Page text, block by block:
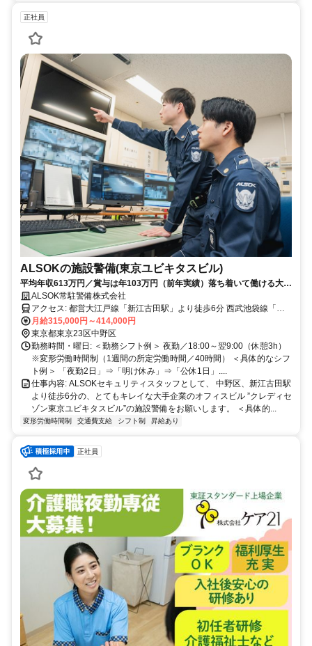
正社員
ALSOKの施設警備(東京ユビキタスビル)
平均年収613万円／賞与は年103万円（前年実績）落ち着いて働ける大手
企業のオフィスビル。
ALSOK常駐警備株式会社
アクセス: 都営大江戸線「新江古田駅」より徒歩6分 西武池袋線「東
長崎駅」より徒歩12分 ※選考の結果、適性や状況により近隣（23区
内中心）の他施設への配属となる可能性があります（ご自宅から通勤
しやすい場所を考慮しています） ※転居を伴う転勤なし
月給315,000円～414,000円
東京都東京23区中野区
勤務時間・曜日: ＜勤務シフト例＞ 夜勤／18:00～翌9:00（休憩3h）
※変形労働時間制（1週間の所定労働時間／40時間） ＜具体的なシフ
ト例＞ 「夜勤2日」⇒「明け休み」⇒「公休1日」....
仕事内容: ALSOKセキュリティスタッフとして、 中野区、新江古田駅
より徒歩6分の、とてもキレイな大手企業のオフィスビル ”クレディセ
ゾン東京ユビキタスビル”の施設警備をお願いします。 ＜具体的...
変形労働時間制 交通費支給 シフト制 昇給あり
正社員